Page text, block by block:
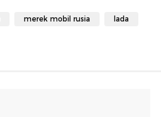
merek mobil rusia lada